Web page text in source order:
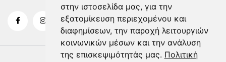
στην ιστοσελίδα μας, για την
εξατομίκευση περιεχομένου και
διαφημίσεων, την παροχή λειτουργιών
κοινωνικών μέσων και την ανάλυση
της επισκεψιμότητάς μας. Πολιτική